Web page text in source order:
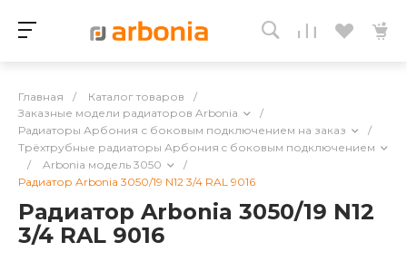
Главная / Каталог товаров
/
Заказные модели радиаторов Arbonia
/
Радиаторы Арбония с боковым подключением на заказ
/
Трёхтрубные радиаторы Арбония c боковым подключением
/
Arbonia модель 3050
/
Радиатор Arbonia 3050/19 N12 3/4 RAL 9016
Радиатор Arbonia 3050/19 N12
3/4 RAL 9016